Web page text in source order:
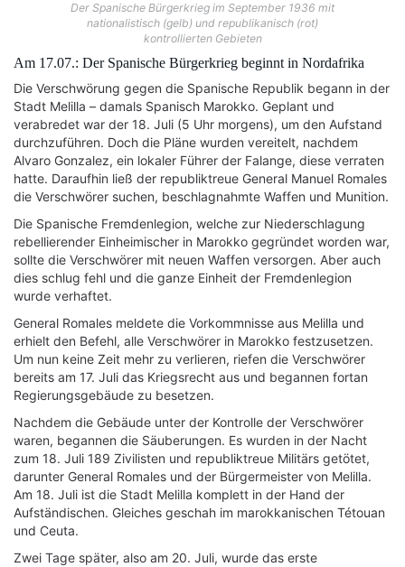
Der Spanische Bürgerkrieg im September 1936 mit
nationalistisch (gelb) und republikanisch (rot)
kontrollierten Gebieten
Am 17.07.: Der Spanische Bürgerkrieg beginnt in Nordafrika
Die Verschwörung gegen die Spanische Republik begann in der
Stadt Melilla – damals Spanisch Marokko. Geplant und
verabredet war der 18. Juli (5 Uhr morgens), um den Aufstand
durchzuführen. Doch die Pläne wurden vereitelt, nachdem
Alvaro Gonzalez, ein lokaler Führer der Falange, diese verraten
hatte. Daraufhin ließ der republiktreue General Manuel Romales
die Verschwörer suchen, beschlagnahmte Waffen und Munition.
Die Spanische Fremdenlegion, welche zur Niederschlagung
rebellierender Einheimischer in Marokko gegründet worden war,
sollte die Verschwörer mit neuen Waffen versorgen. Aber auch
dies schlug fehl und die ganze Einheit der Fremdenlegion
wurde verhaftet.
General Romales meldete die Vorkommnisse aus Melilla und
erhielt den Befehl, alle Verschwörer in Marokko festzusetzen.
Um nun keine Zeit mehr zu verlieren, riefen die Verschwörer
bereits am 17. Juli das Kriegsrecht aus und begannen fortan
Regierungsgebäude zu besetzen.
Nachdem die Gebäude unter der Kontrolle der Verschwörer
waren, begannen die Säuberungen. Es wurden in der Nacht
zum 18. Juli 189 Zivilisten und republiktreue Militärs getötet,
darunter General Romales und der Bürgermeister von Melilla.
Am 18. Juli ist die Stadt Melilla komplett in der Hand der
Aufständischen. Gleiches geschah im marokkanischen Tétouan
und Ceuta.
Zwei Tage später, also am 20. Juli, wurde das erste